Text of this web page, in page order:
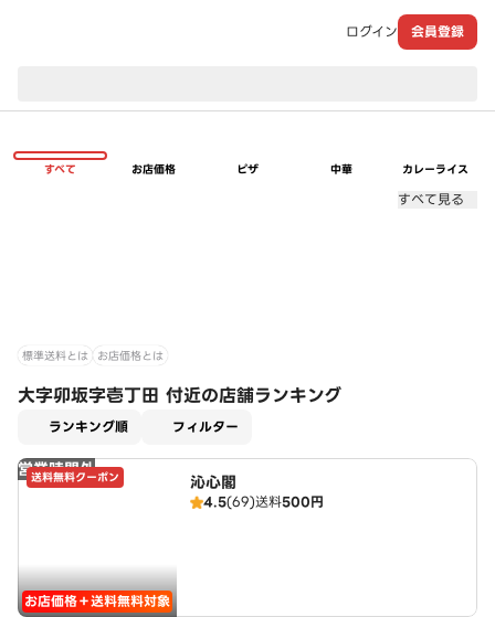
ログイン 会員登録
すべて お店価格 ピザ 中華 カレーライス
すべて見る
標準送料とは お店価格とは
大字卯坂字壱丁田 付近の店舗ランキング
ランキング順 フィルター
営業時間外
送料無料クーポン
お店価格＋送料無料対象
沁心閣
4.5(69)送料500円